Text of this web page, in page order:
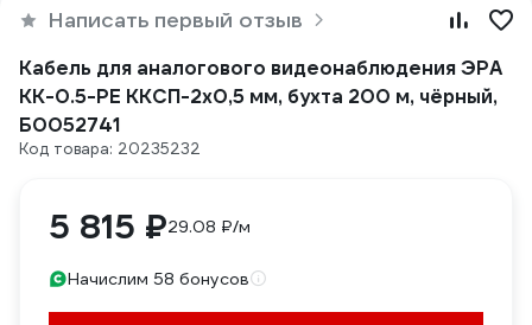
Написать первый отзыв
Кабель для аналогового видеонаблюдения ЭРА
KK-0.5-PE ККСП-2x0,5 мм, бухта 200 м, чёрный,
Б0052741
Код товара: 20235232
5 815 ₽29.08 ₽/м
Начислим 58 бонусов